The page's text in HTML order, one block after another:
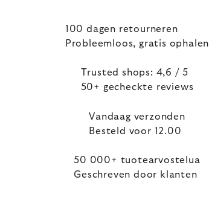
100 dagen retourneren
Probleemloos, gratis ophalen
Trusted shops: 4,6 / 5
50+ gecheckte reviews
Vandaag verzonden
Besteld voor 12.00
50 000+ tuotearvostelua
Geschreven door klanten